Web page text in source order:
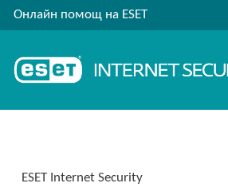
Онлайн помощ на ESET